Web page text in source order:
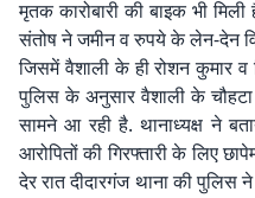
मृतक कारोबारी की बाइक भी
संतोष ने जमीन व रुपये के लेन-देन
जिसमें वैशाली के ही रोशन कुमार व
पुलिस के अनुसार वैशाली के
सामने आ रही है. थानाध्यक्ष ने
आरोपितों की गिरफ्तारी के लिए
देर रात दीदारगंज थाना की